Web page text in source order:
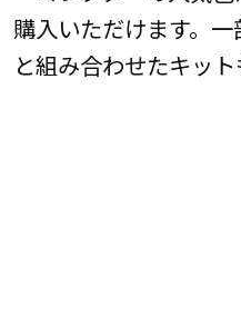
購入いただけます。
と組み合わせたキット